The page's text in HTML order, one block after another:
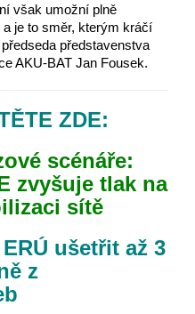
však umožní plně
je to směr, kterým kráčí
představenstva
AKU-BAT Jan Fousek.
ZDE:
scénáře:
zvyšuje tlak na
sítě
ušetřit až 3
z